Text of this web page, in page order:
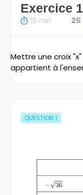
Exercice 1
15 min 25
Mettre une croix
appartient à
QUESTION 1